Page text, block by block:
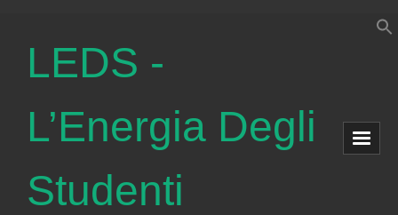
LEDS -
L’Energia Degli
Studenti